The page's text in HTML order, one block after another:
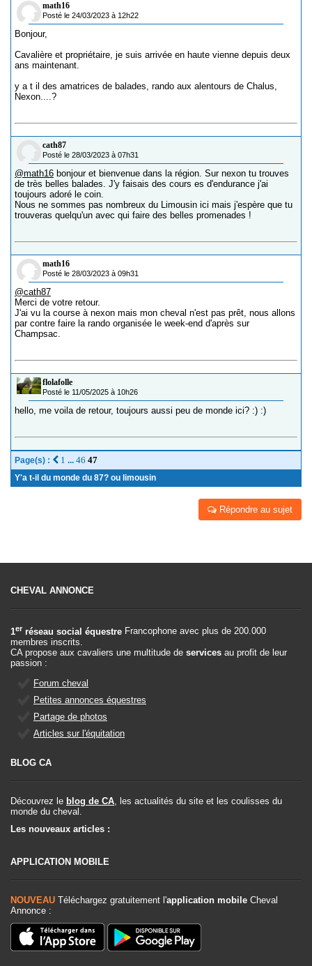
math16
Posté le 24/03/2023 à 12h22
Bonjour,
Cavalière et propriétaire, je suis arrivée en haute vienne depuis deux
ans maintenant.
y a t il des amatrices de balades, rando aux alentours de Chalus,
Nexon....?
cath87
Posté le 28/03/2023 à 07h31
@math16 bonjour et bienvenue dans la région. Sur nexon tu trouves
de très belles balades. J'y faisais des cours es d'endurance j'ai
toujours adoré le coin.
Nous ne sommes pas nombreux du Limousin ici mais j'espère que tu
trouveras quelqu'un avec qui faire des belles promenades !
math16
Posté le 28/03/2023 à 09h31
@cath87
Merci de votre retour.
J'ai vu la course à nexon mais mon cheval n'est pas prêt, nous allons
par contre faire la rando organisée le week-end d'après sur
Champsac.
flolafolle
Posté le 11/05/2025 à 10h26
hello, me voila de retour, toujours aussi peu de monde ici? :) :)
Page(s) : 1 ... 46 47
Y'a t-il du monde du 87? ou limousin
Répondre au sujet
CHEVAL ANNONCE
1er réseau social équestre Francophone avec plus de 200.000
membres inscrits.
CA propose aux cavaliers une multitude de services au profit de leur
passion :
Forum cheval
Petites annonces équestres
Partage de photos
Articles sur l'équitation
BLOG CA
Découvrez le blog de CA , les actualités du site et les coulisses du
monde du cheval.
Les nouveaux articles :
APPLICATION MOBILE
NOUVEAU Téléchargez gratuitement l'application mobile Cheval
Annonce :